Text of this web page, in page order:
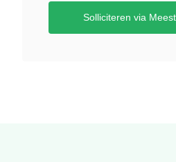
Solliciteren via